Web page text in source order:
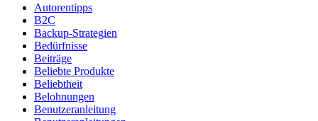
Autorentipps
B2C
Backup-Strategien
Bedürfnisse
Beiträge
Beliebte Produkte
Beliebtheit
Belohnungen
Benutzeranleitung